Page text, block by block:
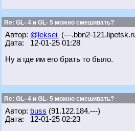
Re: GL- 4 и GL- 5 можно смешивать?
Автор: @leksei (---.bbn2-
Дата: 12-01-25 01:28
Ну а где им его брать то было.
Re: GL- 4 и GL- 5 можно смешивать?
Автор: buss (91.122.184.---)
Дата: 12-01-25 02:23